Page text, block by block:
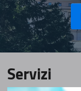
Servizi